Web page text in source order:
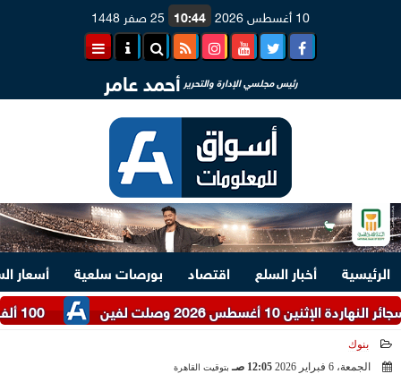
10 أغسطس 2026 10:44 25 صفر 1448
رئيس مجلسي الإدارة والتحرير أحمد عامر
الرئيسية أخبار السلع اقتصاد بورصات سلعية
أسعار
100 ألف جنيه تكسب كام في الشهر؟.. حساب أرباح شهادات الادخار 2026
2026 وصلت لفين
بنوك
الجمعة، 6 فبراير 2026
12:05 صـ بتوقيت القاهرة